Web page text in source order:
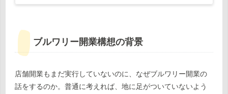
ブルワリー開業構想の背景
店舗開業もまだ実行していないのに、なぜブルワリー開業の
話をするのか。普通に考えれば、地に足がついていないよう